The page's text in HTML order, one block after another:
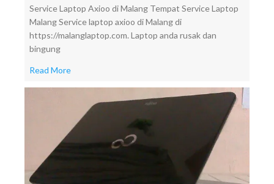
Service Laptop Axioo di Malang Tempat Service Laptop
Malang Service laptop axioo di Malang di
https://malanglaptop.com. Laptop anda rusak dan
bingung
Read More